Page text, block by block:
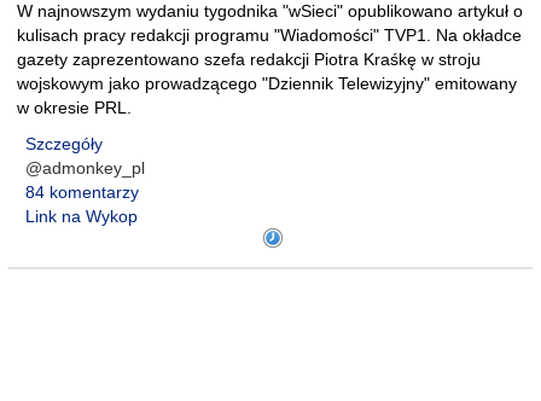
W najnowszym wydaniu tygodnika "wSieci" opublikowano artykuł o
kulisach pracy redakcji programu "Wiadomości" TVP1. Na okładce
gazety zaprezentowano szefa redakcji Piotra Kraśkę w stroju
wojskowym jako prowadzącego "Dziennik Telewizyjny" emitowany
w okresie PRL.
Szczegóły
@admonkey_pl
84 komentarzy
Link na Wykop